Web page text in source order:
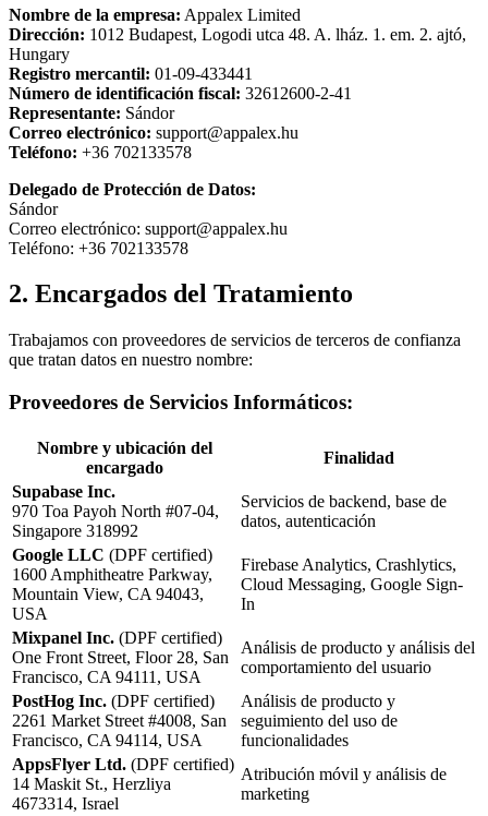
Nombre de la empresa: Appalex Limited
Dirección: 1012 Budapest, Logodi utca 48. A. lház. 1. em. 2. ajtó,
Hungary
Registro mercantil: 01-09-433441
Número de identificación fiscal: 32612600-2-41
Representante: Sándor
Correo electrónico: support@appalex.hu
Teléfono: +36 702133578
Delegado de Protección de Datos:
Sándor
Correo electrónico: support@appalex.hu
Teléfono: +36 702133578
2. Encargados del Tratamiento
Trabajamos con proveedores de servicios de terceros de confianza
que tratan datos en nuestro nombre:
Proveedores de Servicios Informáticos:
Nombre y ubicación del
encargado
Finalidad
Supabase Inc.
970 Toa Payoh North #07-04,
Singapore 318992
Servicios de backend, base de
datos, autenticación
Google LLC (DPF certified)
1600 Amphitheatre Parkway,
Mountain View, CA 94043,
USA
Firebase Analytics, Crashlytics,
Cloud Messaging, Google Sign-
In
Mixpanel Inc. (DPF certified)
One Front Street, Floor 28, San
Francisco, CA 94111, USA
Análisis de producto y análisis del
comportamiento del usuario
PostHog Inc. (DPF certified)
2261 Market Street #4008, San
Francisco, CA 94114, USA
Análisis de producto y
seguimiento del uso de
funcionalidades
AppsFlyer Ltd. (DPF certified)
14 Maskit St., Herzliya
4673314, Israel
Atribución móvil y análisis de
marketing